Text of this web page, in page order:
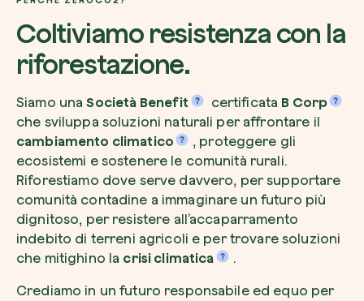
Coltiviamo resistenza con la
riforestazione.
Siamo unaSocietà Benefit certificata B Corp
che sviluppa soluzioni naturali per affrontare il
cambiamento climatico
, proteggere gli
ecosistemi e sostenere le comunità rurali.
Riforestiamo dove serve davvero, per supportare
comunità contadine a immaginare un futuro più
dignitoso, per resistere all’accaparramento
indebito di terreni agricoli e per trovare soluzioni
che mitighino la crisi climatica .
Crediamo in un futuro responsabile ed equo per
Pianta un albero
Come possiamo aiutarti?*
Come ci hai conosciuto
Voglio ricevere comunicazioni e